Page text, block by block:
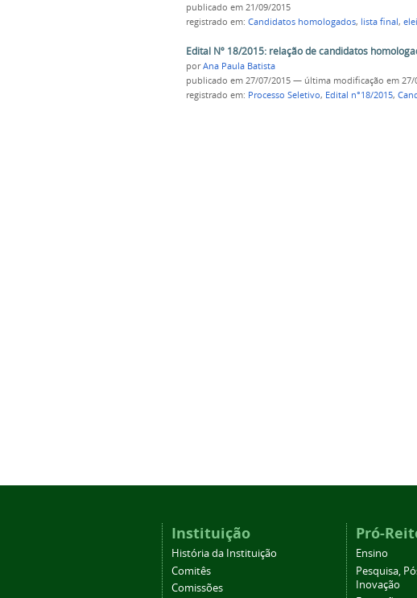
publicado em 21/09/2015
registrado em: Candidatos homologados, lista final,
Edital Nº 18/2015: relação de candidatos
porAna Paula Batista
publicado em 27/07/2015 — última modificação em 27/
registrado em: Processo Seletivo, Edital n°18/2015,
Instituição
História da Instituição
Comitês
Comissões
Pró-
Ensino
Pesquisa,
Inovação